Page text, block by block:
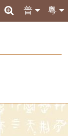
粵
普